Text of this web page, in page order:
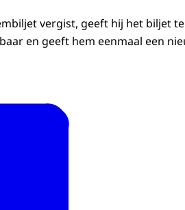
vergist, geeft hij het biljet
en geeft hem eenmaal een